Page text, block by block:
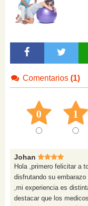
Comentarios (1)
0 1
Johan
Hola ,primero felicitar a
disfrutando su
,mi experiencia es
destacar que los